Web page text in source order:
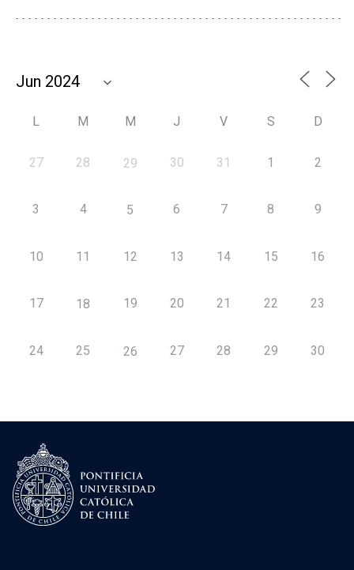
L M M J V S D
27 28 29 30 31 1 2
3 4 5 6 7 8 9
10 11 12 13 14 15 16
17 18 19 20 21 22 23
24 25 26 27 28 29 30